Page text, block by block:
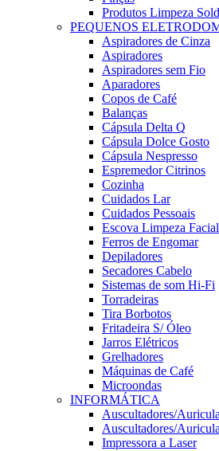
Produtos Limpeza
PEQUENOS
Aspiradores de Cinza
Aspiradores
Aspiradores sem Fio
Aparadores
Copos de Café
Balanças
Cápsula Delta Q
Cápsula Dolce Gosto
Cápsula Nespresso
Espremedor Citrinos
Cozinha
Cuidados Lar
Cuidados Pessoais
Escova Limpeza Facial
Ferros de Engomar
Depiladores
Secadores Cabelo
Sistemas de som Hi-Fi
Torradeiras
Tira Borbotos
Fritadeira S/ Óleo
Jarros Elétricos
Grelhadores
Máquinas de Café
Microondas
INFORMÁTICA
Auscultadores/
Auscultadores/
Impressora a Laser